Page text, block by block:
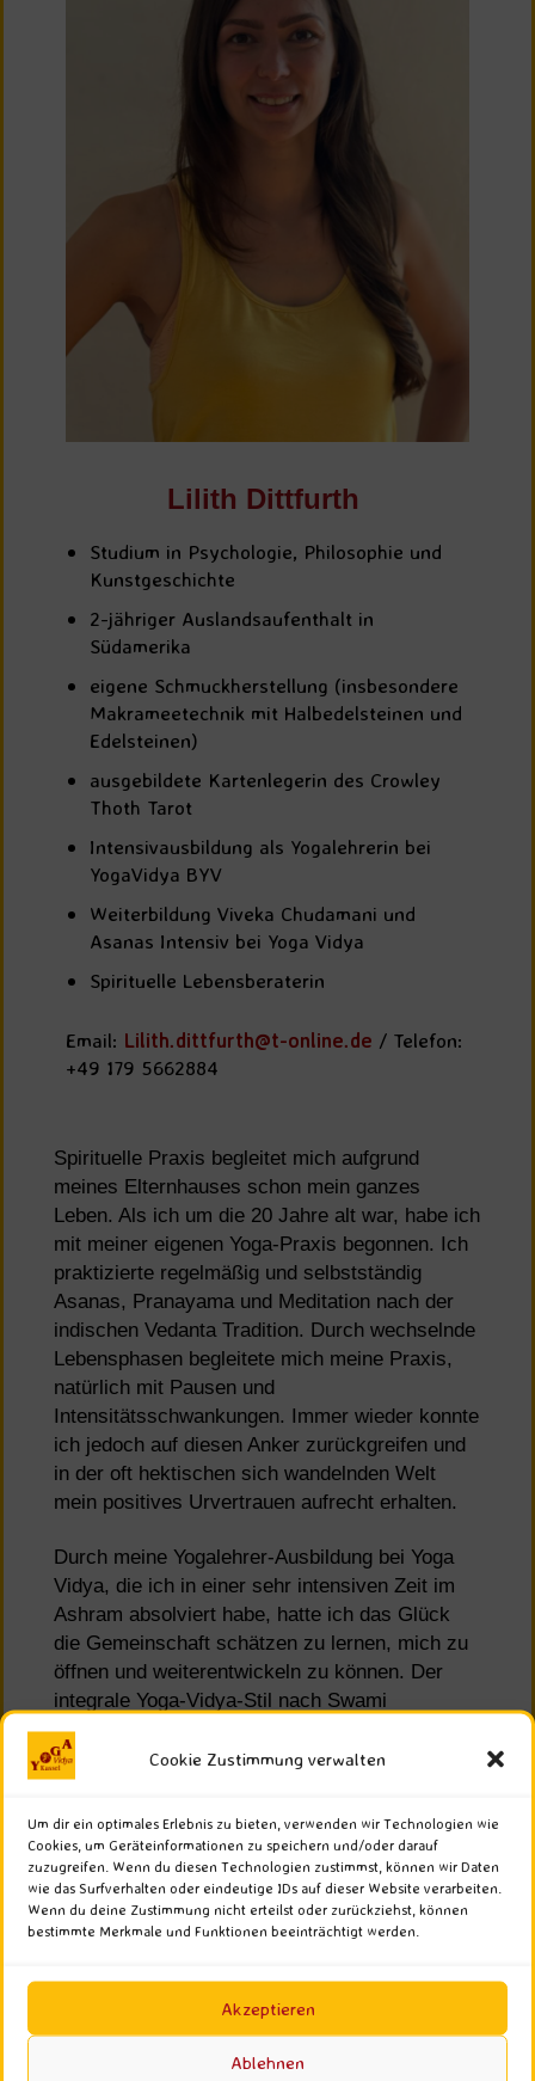
Cookie Zustimmung verwalten
Um dir ein optimales Erlebnis zu bieten, verwenden wir Technologien wie
Cookies, um Geräteinformationen zu speichern und/oder darauf
zuzugreifen. Wenn du diesen Technologien zustimmst, können wir Daten
wie das Surfverhalten oder eindeutige IDs auf dieser Website verarbeiten.
Wenn du deine Zustimmung nicht erteilst oder zurückziehst, können
bestimmte Merkmale und Funktionen beeinträchtigt werden.
Akzeptieren
Ablehnen
Lilith Dittfurth
Studium in Psychologie, Philosophie und
Kunstgeschichte
2-jähriger Auslandsaufenthalt in
Südamerika
eigene Schmuckherstellung (insbesondere
Makrameetechnik mit Halbedelsteinen und
Edelsteinen)
ausgebildete Kartenlegerin des Crowley
Thoth Tarot
Intensivausbildung als Yogalehrerin bei
YogaVidya BYV
Weiterbildung Viveka Chudamani und
Asanas Intensiv bei Yoga Vidya
Spirituelle Lebensberaterin
Email: Lilith.dittfurth@t-online.de / Telefon:
‭+49 179 5662884‬
Spirituelle Praxis begleitet mich aufgrund
meines Elternhauses schon mein ganzes
Leben. Als ich um die 20 Jahre alt war, habe ich
mit meiner eigenen Yoga-Praxis begonnen. Ich
praktizierte regelmäßig und selbstständig
Asanas, Pranayama und Meditation nach der
indischen Vedanta Tradition. Durch wechselnde
Lebensphasen begleitete mich meine Praxis,
natürlich mit Pausen und
Intensitätsschwankungen. Immer wieder konnte
ich jedoch auf diesen Anker zurückgreifen und
in der oft hektischen sich wandelnden Welt
mein positives Urvertrauen aufrecht erhalten.
Durch meine Yogalehrer-Ausbildung bei Yoga
Vidya, die ich in einer sehr intensiven Zeit im
Ashram absolviert habe, hatte ich das Glück
die Gemeinschaft schätzen zu lernen, mich zu
öffnen und weiterentwickeln zu können. Der
integrale Yoga-Vidya-Stil nach Swami
Sivananda ist ein ganzheitliches Konzept, das
für jeden geeignet ist, der seine Persönlichkeit
entfalten möchte und Interesse hat tiefer in die
Sinnfragen des Lebens einzutauchen.
Ich fühle mich einer langen Tradition des
Lehrens verbunden, gebe mein Wissen gerne
weiter und bleibe dabei selbst auf ewig Schüler.